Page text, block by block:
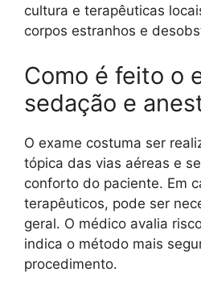
cultura e terapêuticas
corpos estranhos e
Como é feito o
sedação e
O exame costuma ser
tópica das vias aéreas e
conforto do paciente. Em
terapêuticos, pode ser
geral. O médico avalia
indica o método mais
procedimento.